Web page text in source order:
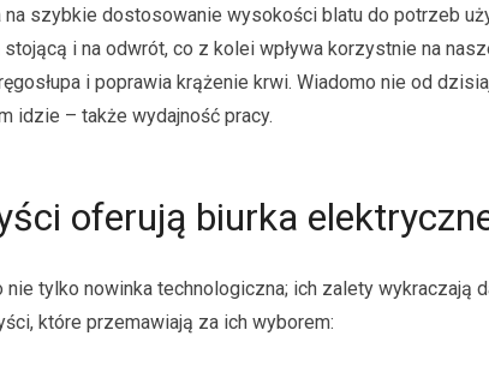
szybkie dostosowanie wysokości blatu do potrzeb
i na odwrót, co z kolei wpływa korzystnie na
i poprawia krążenie krwi. Wiadomo nie od
idzie – także wydajność pracy.
oferują biurka
nie tylko nowinka technologiczna; ich zalety
które przemawiają za ich wyborem: